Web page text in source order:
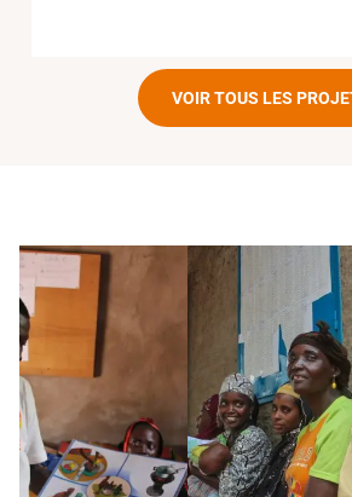
VOIR TOUS LES